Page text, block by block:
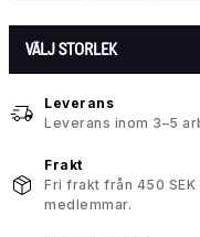
VÄLJ STORLEK
Leverans
Leverans inom 3–5
Frakt
Fri frakt från 450
medlemmar.